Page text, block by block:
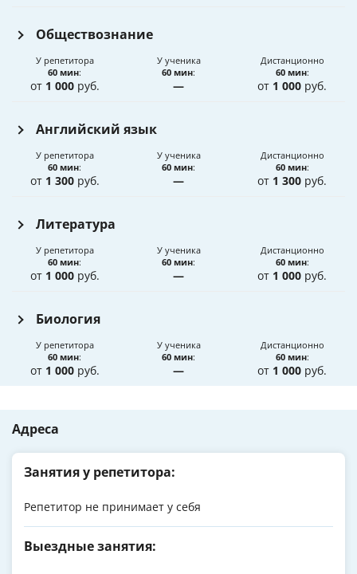
Обществознание
У репетитора
60 мин:
от 1 000руб.
У ученика
60 мин:
—
Дистанционно
60 мин:
от 1 000 руб.
Английский язык
У репетитора
60 мин:
от 1 300руб.
У ученика
60 мин:
—
Дистанционно
60 мин:
от 1 300 руб.
Литература
У репетитора
60 мин:
от 1 000руб.
У ученика
60 мин:
—
Дистанционно
60 мин:
от 1 000 руб.
Биология
У репетитора
60 мин:
от 1 000руб.
У ученика
60 мин:
—
Дистанционно
60 мин:
от 1 000 руб.
Адреса
Занятия у репетитора:
Репетитор не принимает у себя
Выездные занятия: